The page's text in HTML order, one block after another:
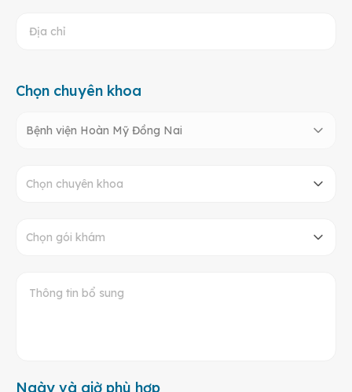
Chọn chuyên khoa
Bệnh viện Hoàn Mỹ Đồng Nai
Chọn chuyên khoa
Chọn gói khám
Ngày và giờ phù hợp